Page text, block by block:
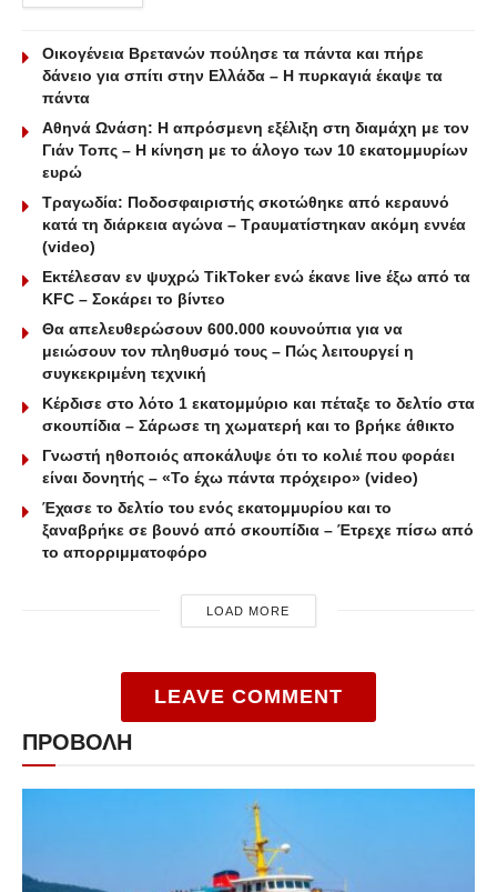
Οικογένεια Βρετανών πούλησε τα πάντα και πήρε
δάνειο για σπίτι στην Ελλάδα – Η πυρκαγιά έκαψε τα
πάντα
Αθηνά Ωνάση: Η απρόσμενη εξέλιξη στη διαμάχη με τον
Γιάν Τοπς – Η κίνηση με το άλογο των 10 εκατομμυρίων
ευρώ
Τραγωδία: Ποδοσφαιριστής σκοτώθηκε από κεραυνό
κατά τη διάρκεια αγώνα – Τραυματίστηκαν ακόμη εννέα
(video)
Εκτέλεσαν εν ψυχρώ ΤikToker ενώ έκανε live έξω από τα
KFC – Σοκάρει το βίντεο
Θα απελευθερώσουν 600.000 κουνούπια για να
μειώσουν τον πληθυσμό τους – Πώς λειτουργεί η
συγκεκριμένη τεχνική
Κέρδισε στο λότο 1 εκατομμύριο και πέταξε το δελτίο στα
σκουπίδια – Σάρωσε τη χωματερή και το βρήκε άθικτο
Γνωστή ηθοποιός αποκάλυψε ότι το κολιέ που φοράει
είναι δονητής – «Το έχω πάντα πρόχειρο» (video)
Έχασε το δελτίο του ενός εκατομμυρίου και το
ξαναβρήκε σε βουνό από σκουπίδια – Έτρεχε πίσω από
το απορριμματοφόρο
LOAD MORE
LEAVE COMMENT
ΠΡΟΒΟΛΗ